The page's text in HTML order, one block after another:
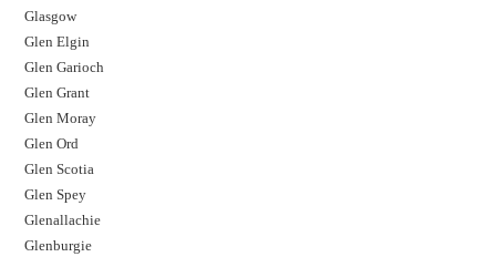
Glasgow
Glen Elgin
Glen Garioch
Glen Grant
Glen Moray
Glen Ord
Glen Scotia
Glen Spey
Glenallachie
Glenburgie